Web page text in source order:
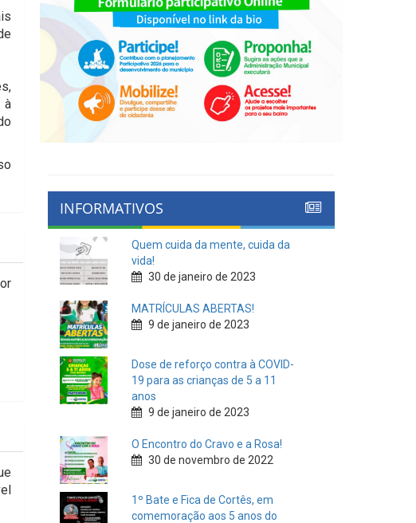
à
INFORMATIVOS
Quem cuida da mente, cuida da
vida!
30 de janeiro de 2023
MATRÍCULAS ABERTAS!
9 de janeiro de 2023
Dose de reforço contra à COVID-
19 para as crianças de 5 a 11
anos
9 de janeiro de 2023
O Encontro do Cravo e a Rosa!
30 de novembro de 2022
1º Bate e Fica de Cortês, em
comemoração aos 5 anos do